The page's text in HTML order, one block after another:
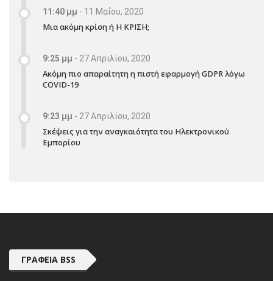
11:40 μμ - 11 Μαΐου, 2020
Μια ακόμη κρίση ή Η ΚΡΙΣΗ;
9:25 μμ - 27 Απριλίου, 2020
Ακόμη πιο απαραίτητη η πιστή εφαρμογή GDPR λόγω
COVID-19
9:23 μμ - 27 Απριλίου, 2020
Σκέψεις για την αναγκαιότητα του Ηλεκτρονικού
Εμπορίου
ΓΡΑΦΕΊΑ BSS